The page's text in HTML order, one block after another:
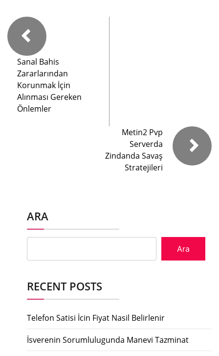
Sanal Bahis
Zararlarından
Korunmak İçin
Alınması Gereken
Önlemler
Metin2 Pvp
Serverda
Zindanda Savaş
Stratejileri
ARA
Ara
RECENT POSTS
Telefon Satisi İcin Fiyat Nasil Belirlenir
İsverenin Sorumlulugunda Manevi Tazminat